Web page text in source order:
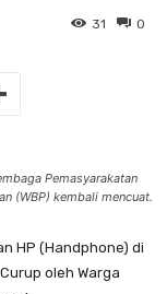
0
31
Pemasyarakatan
(WBP) kembali mencuat.
HP (Handphone) di
oleh Warga